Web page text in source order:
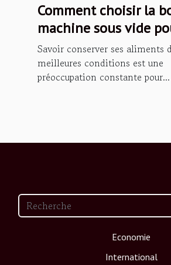
Comment choisir la
machine sous vide
cuisine
Savoir conserver ses aliments
meilleures conditions est une
préoccupation constante pour...
Economie
International